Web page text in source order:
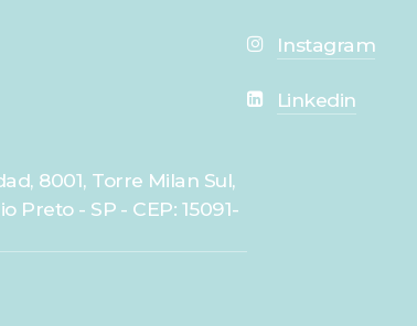
8001, Torre Milan Sul,
Preto - SP - CEP: 15091-
Instagram
Linkedin